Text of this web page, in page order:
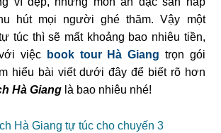
hút mọi người ghé thăm. Vậy một
túc thì sẽ mất khoảng bao nhiêu tiền,
việc
book tour Hà Giang trọn gói
hiểu bài viết dưới đây để biết rõ hơn
Hà Giang là bao nhiêu nhé!
Hà Giang tự túc cho chuyến 3